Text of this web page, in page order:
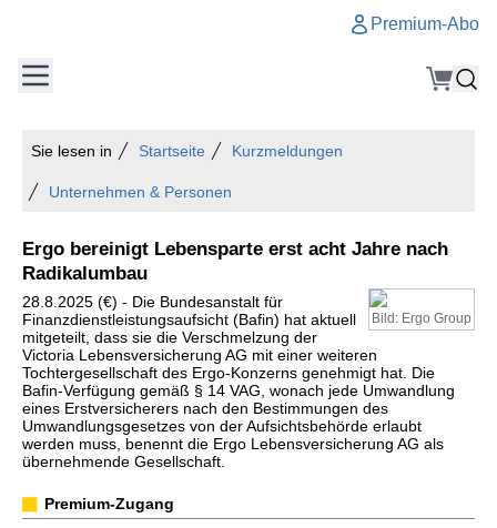
Premium-Abo
Sie lesen in Startseite Kurzmeldungen
Unternehmen & Personen
Ergo bereinigt Lebensparte erst acht Jahre nach
Radikalumbau
Bild: Ergo Group
28.8.2025 (€) - Die Bundesanstalt für
Finanzdienstleistungsaufsicht (Bafin) hat aktuell
mitgeteilt, dass sie die Verschmelzung der
Victoria Lebensversicherung AG mit einer weiteren
Tochtergesellschaft des Ergo-Konzerns genehmigt hat. Die
Bafin-Verfügung gemäß § 14 VAG, wonach jede Umwandlung
eines Erstversicherers nach den Bestimmungen des
Umwandlungsgesetzes von der Aufsichtsbehörde erlaubt
werden muss, benennt die Ergo Lebensversicherung AG als
übernehmende Gesellschaft.
Premium-Zugang